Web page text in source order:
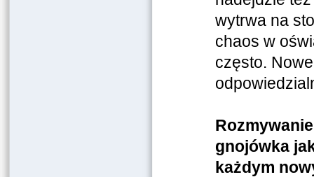
wytrwa na
chaos w
często.
gnojówka
każdym